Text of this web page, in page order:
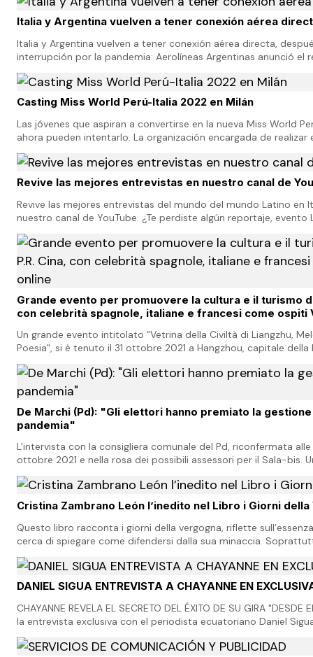
Italia y Argentina vuelven a tener conexión aérea
Italia y Argentina vuelven a tener conexión aérea directa,
interrupción por la pandemia: Aerolíneas Argentinas anunció el
entre Roma y Buenos Aires. Con fe…
Casting Miss World Perú-Italia 2022 en Milán
Las jóvenes que aspiran a convertirse en la nueva Miss World
ahora pueden intentarlo. La organización encargada de
belleza, abrió la etapa
Revive las mejores entrevistas en nuestro canal de
Revive las mejores entrevistas del mundo del mundo Latino en
nuestro canal de YouTube. ¿Te perdiste algún reportaje, evento
simplemente quieres revivirla? No…
Grande evento per promuovere la cultura e il turismo di
con celebrità spagnole, italiane e francesi come ospiti
Un grande evento intitolato "Vetrina della Civiltà di Liangzhu,
Poesia", si è tenuto il 31 ottobre 2021 a Hangzhou, capitale della
organizzato dall'Uffic…
De Marchi (Pd): "Gli elettori hanno premiato la
pandemia"
L'intervista con la consigliera comunale del Pd, riconfermata
ottobre 2021 e nella rosa dei possibili assessori per il Sala-bis.
personali, da 1.200 a quas…
Cristina Zambrano León l’inedito nel Libro i Giorni
Questo libro racconta i giorni della vergogna, riflette
cerca di spiegare come difendersi dalla sua minaccia.
riflessione ormai improcr…
DANIEL SIGUA ENTREVISTA A CHAYANNE EN
CHAYANNE REVELA EL SECRETO DEL ÉXITO DE SU GIRA
la entrevista exclusiva con el periodista ecuatoriano Daniel
<!-- wp:core-embed/youtube {"url":"h…